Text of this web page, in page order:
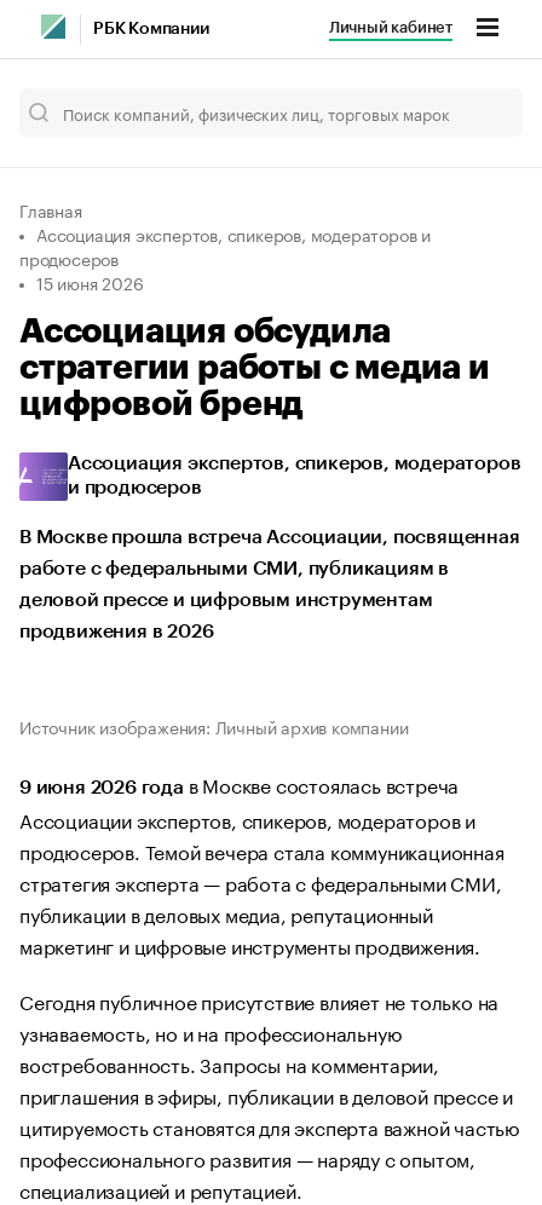
РБК Компании Личный кабинет
Главная
Ассоциация экспертов, спикеров, модераторов и
продюсеров
15 июня 2026
Ассоциация обсудила
стратегии работы с медиа и
цифровой бренд
Ассоциация экспертов, спикеров, модераторов
и продюсеров
В Москве прошла встреча Ассоциации, посвященная
работе с федеральными СМИ, публикациям в
деловой прессе и цифровым инструментам
продвижения в 2026
Источник изображения: Личный архив компании
9 июня 2026 года в Москве состоялась встреча
Ассоциации экспертов, спикеров, модераторов и
продюсеров. Темой вечера стала коммуникационная
стратегия эксперта — работа с федеральными СМИ,
публикации в деловых медиа, репутационный
маркетинг и цифровые инструменты продвижения.
Сегодня публичное присутствие влияет не только на
узнаваемость, но и на профессиональную
востребованность. Запросы на комментарии,
приглашения в эфиры, публикации в деловой прессе и
цитируемость становятся для эксперта важной частью
профессионального развития — наряду с опытом,
специализацией и репутацией.